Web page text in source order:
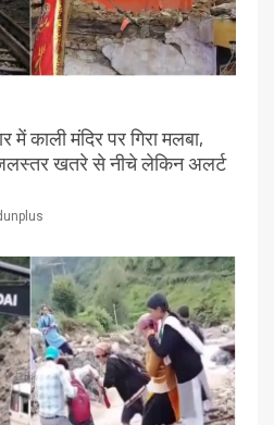
में काली मंदिर पर गिरा मलबा,
खतरे से नीचे लेकिन अलर्ट